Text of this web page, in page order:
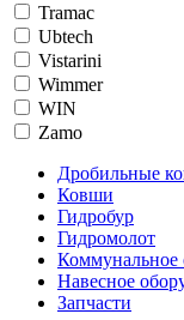
Tramac
Ubtech
Vistarini
Wimmer
WIN
Zamo
Дробильные
Ковши
Гидробур
Гидромолот
Коммунальное
Навесное
Запчасти